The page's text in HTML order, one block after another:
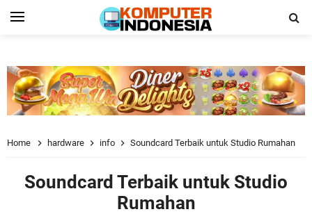
Home hardware info Soundcard Terbaik untuk Studio Rumahan
Soundcard Terbaik untuk Studio
Rumahan